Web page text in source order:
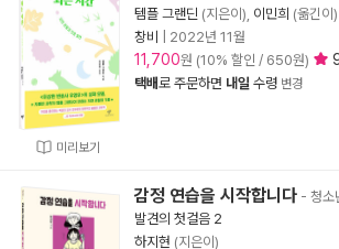
미리보기
템플 그랜딘 (지은이), 이민희 (옮긴이)
창비
2022년 11월
11,700원 (10% 할인 / 650원)
택배로 주문하면 내일 수령 변경
감정 연습을 시작합니다 - 청소
발견의 첫걸음 2
하지현 (지은이)